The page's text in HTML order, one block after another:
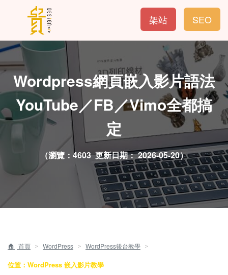
SEO
架站
Wordpress網頁嵌入影片語法
YouTube／FB／Vimo全都搞
定
（瀏覽：4603 更新日期：2026-05-20）
首頁 ＞ WordPress ＞ WordPress後台教學 ＞
位置：WordPress 嵌入影片教學